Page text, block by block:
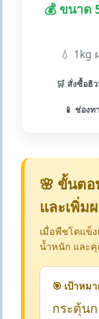
💰 ขนาด
💧 1kg
🛒 สั่งซื้อฮิ
📱 ช่องท
🌸 ขั้นตอ
และเพิ่ม
เมื่อพืชโตแข็
น้ำหนัก และ
🎯 เป้าหม
กระตุ้น